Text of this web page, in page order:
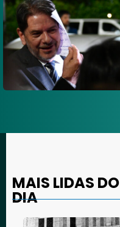
MAIS LIDAS DO
DIA